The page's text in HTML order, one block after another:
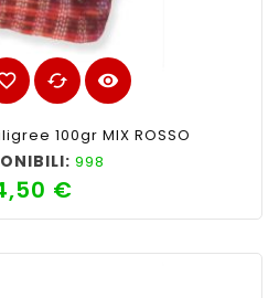
cached visibility
100gr MIX ROSSO
998
€Prezzo